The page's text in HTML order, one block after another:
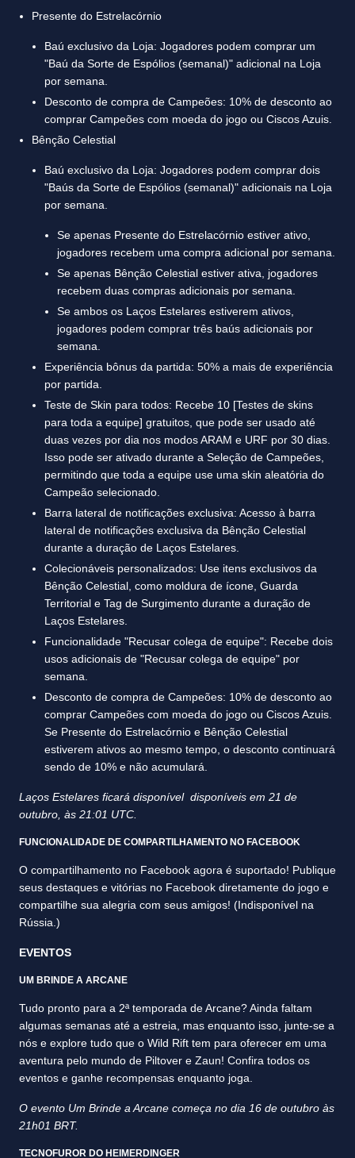
Presente do Estrelacórnio
Baú exclusivo da Loja: Jogadores podem comprar um
"Baú da Sorte de Espólios (semanal)" adicional na Loja
por semana.
Desconto de compra de Campeões: 10% de desconto ao
comprar Campeões com moeda do jogo ou Ciscos Azuis.
Bênção Celestial
Baú exclusivo da Loja: Jogadores podem comprar dois
"Baús da Sorte de Espólios (semanal)" adicionais na Loja
por semana.
Se apenas Presente do Estrelacórnio estiver ativo,
jogadores recebem uma compra adicional por semana.
Se apenas Bênção Celestial estiver ativa, jogadores
recebem duas compras adicionais por semana.
Se ambos os Laços Estelares estiverem ativos,
jogadores podem comprar três baús adicionais por
semana.
Experiência bônus da partida: 50% a mais de experiência
por partida.
Teste de Skin para todos: Recebe 10 [Testes de skins
para toda a equipe] gratuitos, que pode ser usado até
duas vezes por dia nos modos ARAM e URF por 30 dias.
Isso pode ser ativado durante a Seleção de Campeões,
permitindo que toda a equipe use uma skin aleatória do
Campeão selecionado.
Barra lateral de notificações exclusiva: Acesso à barra
lateral de notificações exclusiva da Bênção Celestial
durante a duração de Laços Estelares.
Colecionáveis personalizados: Use itens exclusivos da
Bênção Celestial, como moldura de ícone, Guarda
Territorial e Tag de Surgimento durante a duração de
Laços Estelares.
Funcionalidade "Recusar colega de equipe": Recebe dois
usos adicionais de "Recusar colega de equipe" por
semana.
Desconto de compra de Campeões: 10% de desconto ao
comprar Campeões com moeda do jogo ou Ciscos Azuis.
Se Presente do Estrelacórnio e Bênção Celestial
estiverem ativos ao mesmo tempo, o desconto continuará
sendo de 10% e não acumulará.
Laços Estelares ficará disponível disponíveis em 21 de
outubro, às 21:01 UTC.
FUNCIONALIDADE DE COMPARTILHAMENTO NO FACEBOOK
O compartilhamento no Facebook agora é suportado! Publique
seus destaques e vitórias no Facebook diretamente do jogo e
compartilhe sua alegria com seus amigos! (Indisponível na
Rússia.)
EVENTOS
UM BRINDE A ARCANE
Tudo pronto para a 2ª temporada de Arcane? Ainda faltam
algumas semanas até a estreia, mas enquanto isso, junte-se a
nós e explore tudo que o Wild Rift tem para oferecer em uma
aventura pelo mundo de Piltover e Zaun! Confira todos os
eventos e ganhe recompensas enquanto joga.
O evento Um Brinde a Arcane começa no dia 16 de outubro às
21h01 BRT.
TECNOFUROR DO HEIMERDINGER